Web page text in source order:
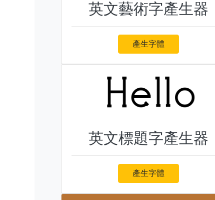
英文藝術字產生器
產生字體
英文標題字產生器
產生字體